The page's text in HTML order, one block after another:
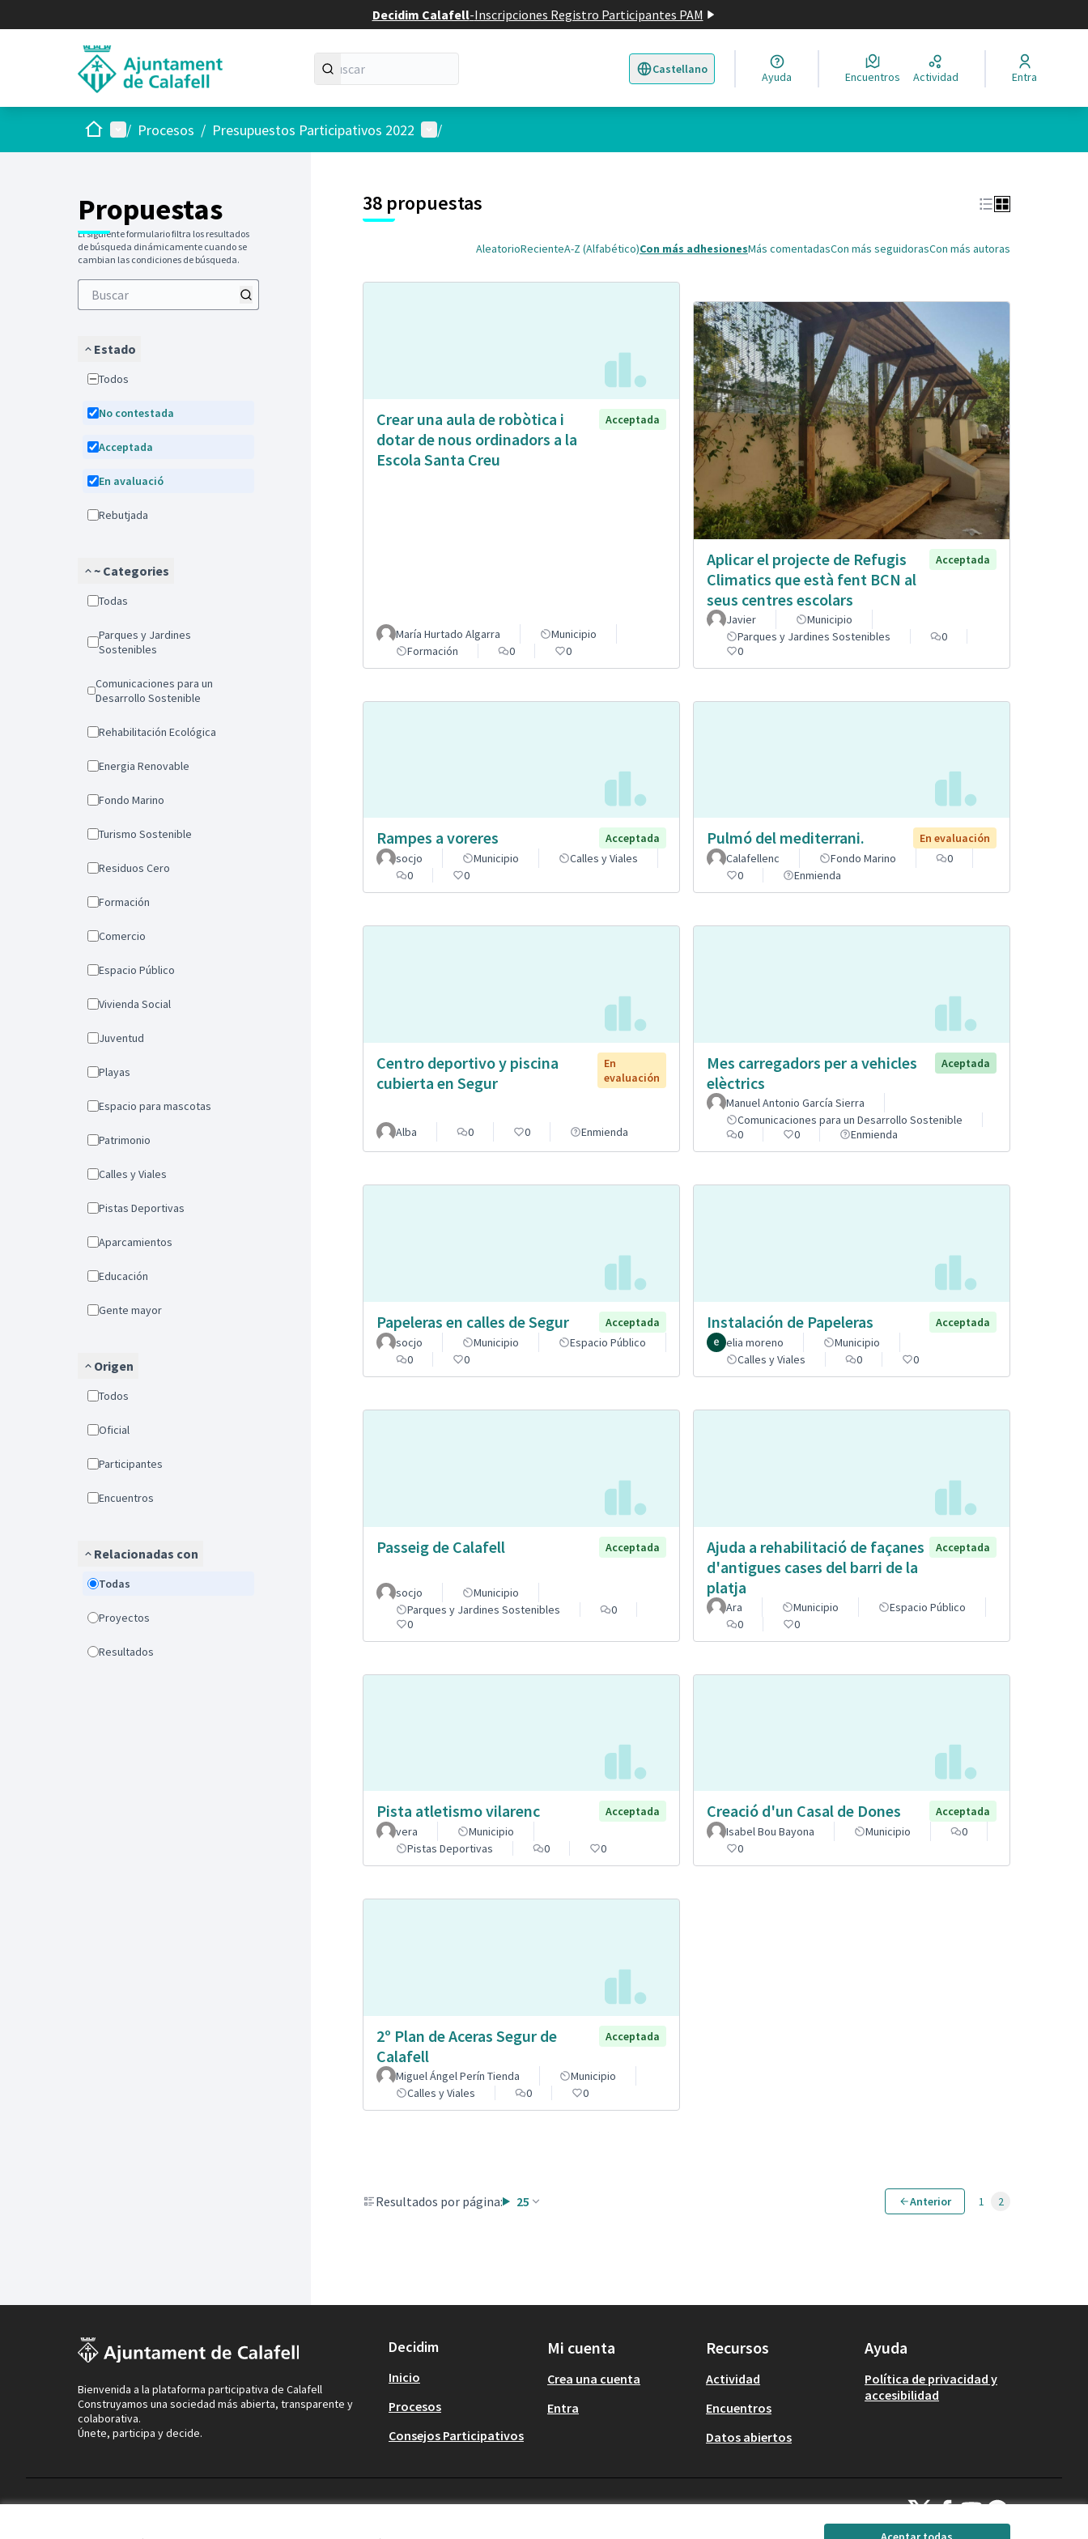
Decidim Calafell-Inscripciones Registro Participantes PAM
Castellano
Triar la llengua Elegir el idioma
Ayuda Encuentros Actividad Entra
InicioMenú principal
/ Procesos / Presupuestos Participativos 2022 Menú de usuario
/
Propuestas
El siguiente formulario filtra los resultados
de búsqueda dinámicamente cuando se
cambian las condiciones de búsqueda.
Estado
Todos
No contestada
Acceptada
En avaluació
Rebutjada
~ Categories
Todas
Parques y Jardines
Sostenibles
Comunicaciones para un
Desarrollo Sostenible
Rehabilitación Ecológica
Energia Renovable
Fondo Marino
Turismo Sostenible
Residuos Cero
Formación
Comercio
Espacio Público
Vivienda Social
Juventud
Playas
Espacio para mascotas
Patrimonio
Calles y Viales
Pistas Deportivas
Aparcamientos
Educación
Gente mayor
Origen
Todos
Oficial
Participantes
Encuentros
Relacionadas con
Todas
Proyectos
Resultados
38 propuestas
AleatorioRecienteA-Z (Alfabético)Con más adhesionesMás comentadasCon más seguidorasCon más autoras
Crear una aula de robòtica i
dotar de nous ordinadors a la
Escola Santa Creu
Acceptada
María Hurtado Algarra
Municipio
Formación
0 0
Aplicar el projecte de Refugis
Climatics que està fent BCN al
seus centres escolars
Acceptada
Javier
Municipio
Parques y Jardines Sostenibles
0
0
Rampes a voreres
Acceptada
socjo
Municipio
Calles y Viales
0
0
Pulmó del mediterrani.
En evaluación
Calafellenc
Fondo Marino
0
0
Enmienda
Centro deportivo y piscina
cubierta en Segur
En
evaluación
Alba 0 0 Enmienda
Mes carregadors per a vehicles
elèctrics
Aceptada
Manuel Antonio García Sierra
Comunicaciones para un Desarrollo Sostenible
0
0 Enmienda
Papeleras en calles de Segur
Acceptada
socjo
Municipio
Espacio Público
0
0
Instalación de Papeleras
Acceptada
elia moreno
Municipio
Calles y Viales
0 0
Passeig de Calafell Acceptada
socjo
Municipio
Parques y Jardines Sostenibles
0
0
Ajuda a rehabilitació de façanes
d'antigues cases del barri de la
platja
Acceptada
Ara Municipio
Espacio Público
0
0
Pista atletismo vilarenc
Acceptada
vera
Municipio
Pistas Deportivas
0 0
Creació d'un Casal de Dones
Acceptada
Isabel Bou Bayona
Municipio
0
0
2º Plan de Aceras Segur de
Calafell
Acceptada
Miguel Ángel Perín Tienda
Municipio
Calles y Viales
0 0
Resultados por página: 25 Anterior 1 2
Bienvenida a la plataforma participativa de Calafell
Construyamos una sociedad más abierta, transparente y
colaborativa.
Únete, participa y decide.
Decidim
Inicio
Procesos
Consejos Participativos
Mi cuenta
Crea una cuenta
Entra
Recursos
Actividad
Encuentros
Datos abiertos
Ayuda
Política de privacidad y
accesibilidad
Decidim Calafell en X
(Enlace externo)
Decidim Calafell en Facebook
(Enlace externo)
Decidim Calafell en
(Enlace externo)
Decidim Calafell en
(Enlace externo)